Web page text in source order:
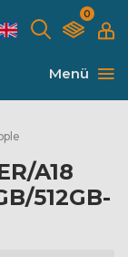
0
Menü
A18
512GB-